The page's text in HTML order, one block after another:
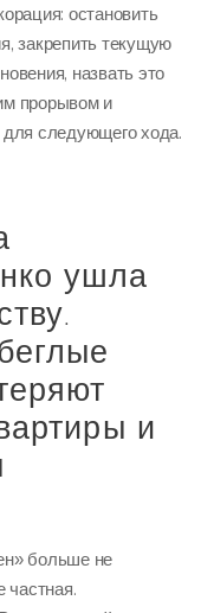
остановить
закрепить текущую
назвать это
прорывом и
следующего хода.
ушла
и
больше не
частная.